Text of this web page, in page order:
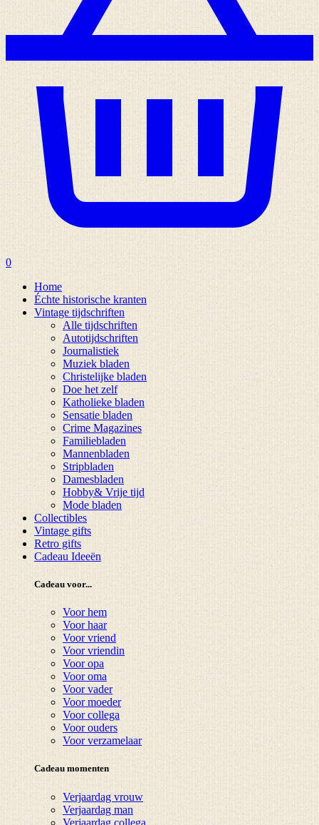
0
Home
Échte historische kranten
Vintage tijdschriften
Alle tijdschriften
Autotijdschriften
Journalistiek
Muziek bladen
Christelijke bladen
Doe het zelf
Katholieke bladen
Sensatie bladen
Crime Magazines
Familiebladen
Mannenbladen
Stripbladen
Damesbladen
Hobby& Vrije tijd
Mode bladen
Collectibles
Vintage gifts
Retro gifts
Cadeau Ideeën
Cadeau voor...
Voor hem
Voor haar
Voor vriend
Voor vriendin
Voor opa
Voor oma
Voor vader
Voor moeder
Voor collega
Voor ouders
Voor verzamelaar
Cadeau momenten
Verjaardag vrouw
Verjaardag man
Verjaardag collega